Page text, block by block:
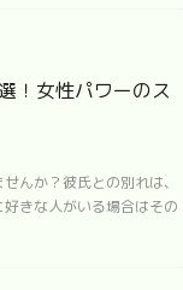
！女性パワーのス
んか？彼氏との別れは、
きな人がいる場合はその